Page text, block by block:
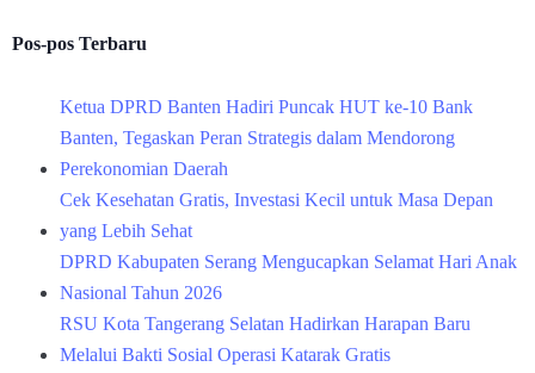
Pos-pos Terbaru
Ketua DPRD Banten Hadiri Puncak HUT ke-10 Bank
Banten, Tegaskan Peran Strategis dalam Mendorong
Perekonomian Daerah
Cek Kesehatan Gratis, Investasi Kecil untuk Masa Depan
yang Lebih Sehat
DPRD Kabupaten Serang Mengucapkan Selamat Hari Anak
Nasional Tahun 2026
RSU Kota Tangerang Selatan Hadirkan Harapan Baru
Melalui Bakti Sosial Operasi Katarak Gratis